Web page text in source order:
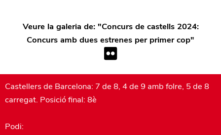
Veure la galeria de: "Concurs de castells 2024:
Concurs amb dues estrenes per primer cop"
Castellers de Barcelona: 7 de 8, 4 de 9 amb folre, 5 de 8
carregat. Posició final: 8è
Podi: